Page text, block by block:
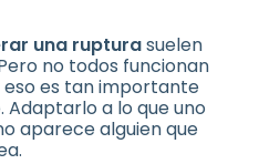
una rupturasuelen
no todos funcionan
eso es tan importante
a lo que uno
aparece alguien que